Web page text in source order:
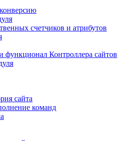
счетчиков и атрибутов
функционал Контроллера сайтов
сайта
команд